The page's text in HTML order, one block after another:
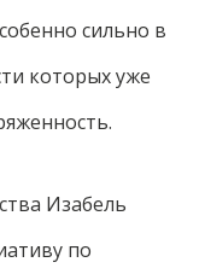
сильно в
которых уже
Изабель
по